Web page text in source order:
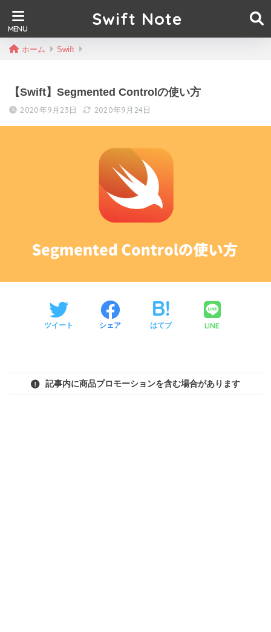
Swift Note
ホーム Swift
【Swift】Segmented Controlの使い方
2020年9月23日 2020年9月24日
ツイート シェア はてブ LINE
記事内に商品プロモーションを含む場合があります